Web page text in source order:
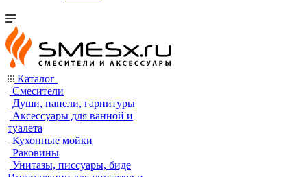
Каталог
Смесители
Души, панели, гарнитуры
Аксессуары для ванной и
туалета
Кухонные мойки
Раковины
Унитазы, писсуары, биде